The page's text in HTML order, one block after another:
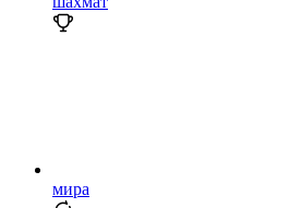
мира